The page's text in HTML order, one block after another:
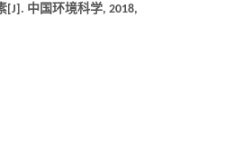
[J]. 中国环境科学, 2018,